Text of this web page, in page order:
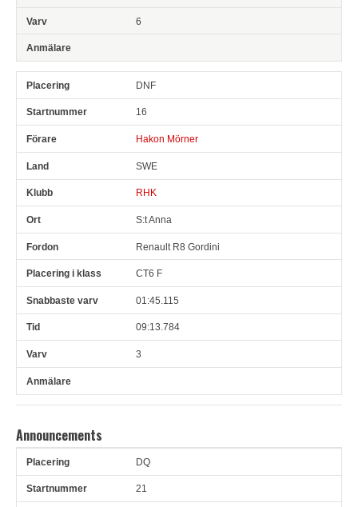
6
DNF
16
Hakon Mörner
SWE
RHK
S:t Anna
Renault R8 Gordini
CT6 F
01:45.115
09:13.784
3
Announcements
Pl Snr Anledning
DQ
21